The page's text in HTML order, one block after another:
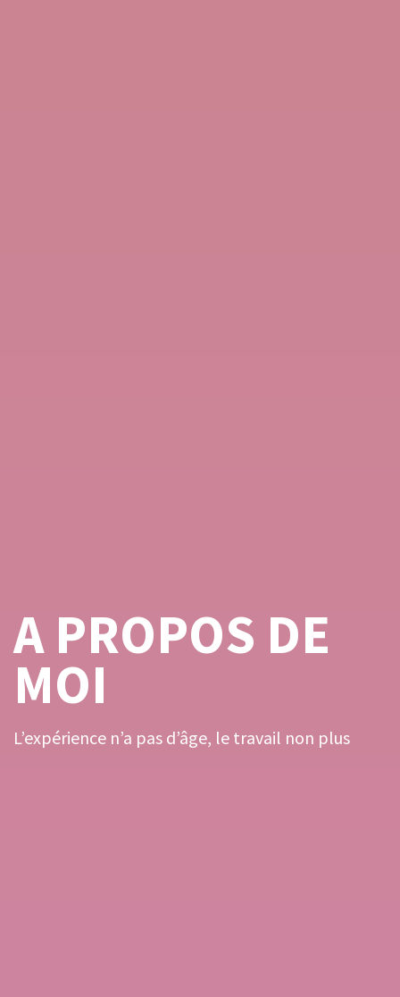
A PROPOS DE
MOI
L’expérience n’a pas d’âge, le travail non plus